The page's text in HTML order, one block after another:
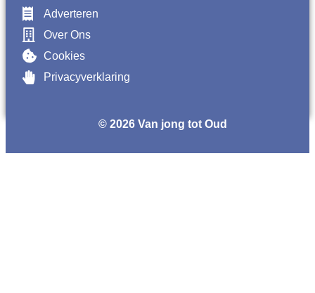
Adverteren
Over Ons
Cookies
Privacyverklaring
© 2026 Van jong tot Oud